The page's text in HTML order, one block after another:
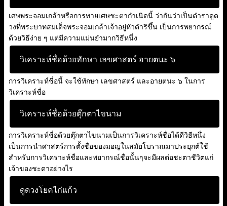
เศษพระจอมเกล้าหรือการทายเศษชะตากำเนิดนี้ ว่ากันว่าเป็นตำราดูด
วงที่พระบาทสมเด็จพระจอมเกล้าเจ้าอยู่หัวดำริขึ้น เป็นการพยากรณ์
ด้วยวิธีง่าย ๆ แต่มีความแม่นยำมากวิธีหนึ่ง
วิเคราะห์ชื่อด้วยทักษา เลขศาสตร์ อายตนะ ๖
การวิเคราะห์ชื่อนี้ จะใช้ทักษา เลขศาสตร์ และอายตนะ ๖ ในการ
วิเคราะห์ชื่อ
วิเคราะห์ชื่อด้วยตุ๊กตาไขนาม
การวิเคราะห์ชื่อด้วยตุ๊กตาไขนามเป็นการวิเคราะห์ชื่อได้ดีวิธีหนึ่ง
เป็นการนำศาสตร์การตั้งชื่อของมอญในสมัยโบราณมาประยุกต์ใช้
สำหรับการวิเคราะห์ชื่อและพยากรณ์ชื่อนั้นๆจะมีผลต่อชะตาชีวิตแก่
เจ้าของชะตาอย่างไร
ดูดวงโยคไก่แก้ว